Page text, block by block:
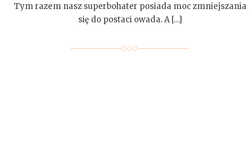
Tym razem nasz superbohater posiada moc zmniejszania
się do postaci owada. A […]